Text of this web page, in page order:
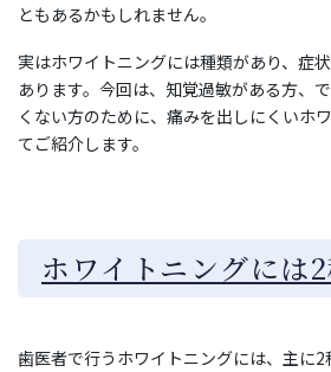
ともあるかもしれません。
実はホワイトニングには種類があり、症
あります。今回は、知覚過敏がある方、
くない方のために、痛みを出しにくいホ
てご紹介します。
ホワイトニングには
歯医者で行うホワイトニングには、主に2